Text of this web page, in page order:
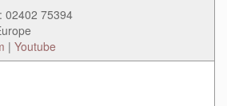
02402 75394
| Youtube